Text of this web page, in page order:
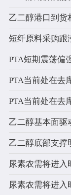
PTA短期震荡偏
PTA当前处在去
乙二醇基本面驱
尿素农需将进入
尿素农需将进入